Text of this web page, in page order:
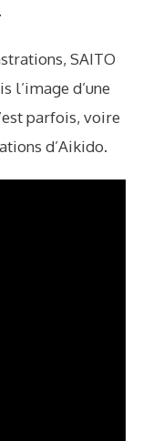
SAITO
l’image d’une
parfois, voire
d’Aikido.